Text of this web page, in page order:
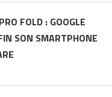
FOLD : GOOGLE
SON SMARTPHONE